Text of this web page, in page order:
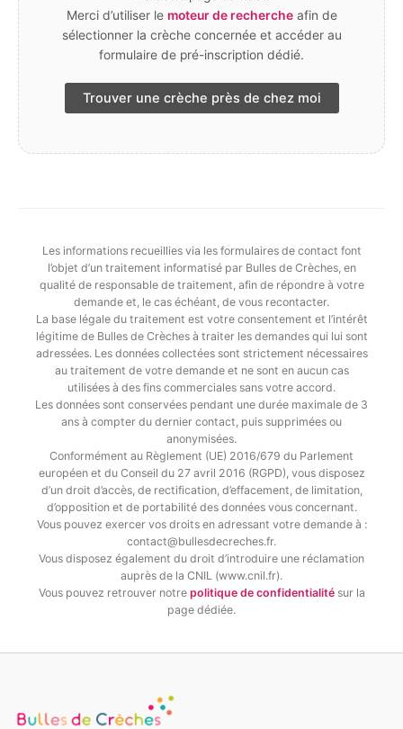
Merci d’utiliser le moteur de rechercheafin de
sélectionner la crèche concernée et accéder au
formulaire de pré-inscription dédié.
Trouver une crèche près de chez moi
Les informations recueillies via les formulaires de contact font
l’objet d’un traitement informatisé par Bulles de Crèches, en
qualité de responsable de traitement, afin de répondre à votre
demande et, le cas échéant, de vous recontacter.
La base légale du traitement est votre consentement et l’intérêt
légitime de Bulles de Crèches à traiter les demandes qui lui sont
adressées. Les données collectées sont strictement nécessaires
au traitement de votre demande et ne sont en aucun cas
utilisées à des fins commerciales sans votre accord.
Les données sont conservées pendant une durée maximale de 3
ans à compter du dernier contact, puis supprimées ou
anonymisées.
Conformément au Règlement (UE) 2016/679 du Parlement
européen et du Conseil du 27 avril 2016 (RGPD), vous disposez
d’un droit d’accès, de rectification, d’effacement, de limitation,
d’opposition et de portabilité des données vous concernant.
Vous pouvez exercer vos droits en adressant votre demande à :
contact@bullesdecreches.fr.
Vous disposez également du droit d’introduire une réclamation
auprès de la CNIL (www.cnil.fr).
Vous pouvez retrouver notre politique de confidentialitésur la
page dédiée.